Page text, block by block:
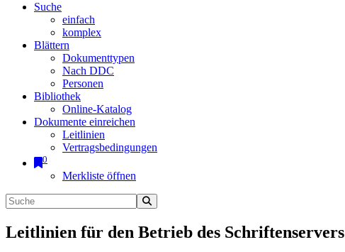
Suche
einfach
komplex
Blättern
Dokumenttypen
Nach DDC
Personen
Bibliothek
Online-Katalog
Dokumente einreichen
Leitlinien
Vertragsbedingungen
0
Merkliste öffnen
Leitlinien für den Betrieb des Schriftenservers